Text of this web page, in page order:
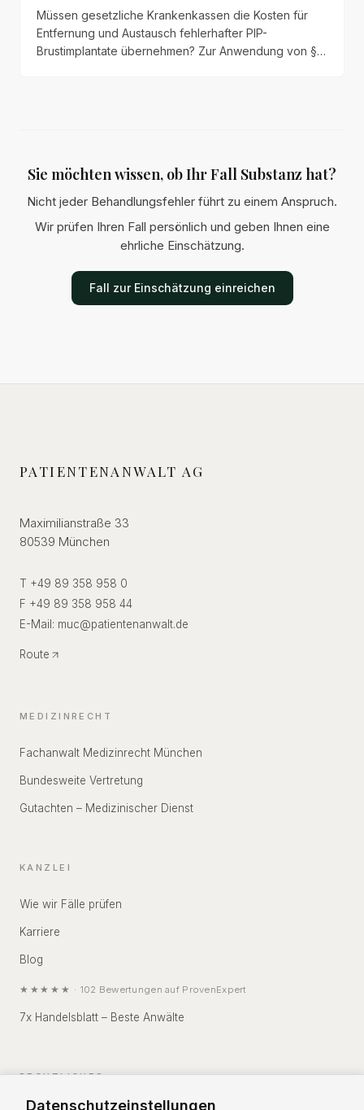
Müssen gesetzliche Krankenkassen die Kosten für
Entfernung und Austausch fehlerhafter PIP-
Brustimplantate übernehmen? Zur Anwendung von §
Sie möchten wissen, ob Ihr Fall Substanz hat?
Nicht jeder Behandlungsfehler führt zu einem Anspruch.
Wir prüfen Ihren Fall persönlich und geben Ihnen eine
ehrliche Einschätzung.
Fall zur Einschätzung einreichen
PATIENTENANWALT AG
Maximilianstraße 33
80539 München
T +49 89 358 958 0
F +49 89 358 958 44
E-Mail: muc@patientenanwalt.de
Route
MEDIZINRECHT
Fachanwalt Medizinrecht München
Bundesweite Vertretung
Gutachten – Medizinischer Dienst
KANZLEI
Wie wir Fälle prüfen
Karriere
Blog
★★★★★ · 102 Bewertungen auf ProvenExpert
7x Handelsblatt – Beste Anwälte
RECHTLICHES
Datenschutzeinstellungen